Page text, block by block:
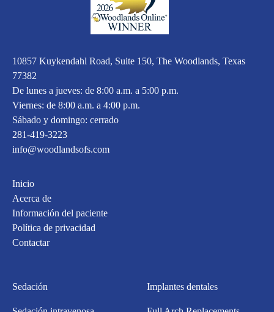
10857 Kuykendahl Road, Suite 150, The Woodlands, Texas
77382
De lunes a jueves: de 8:00 a.m. a 5:00 p.m.
Viernes: de 8:00 a.m. a 4:00 p.m.
Sábado y domingo: cerrado
281-419-3223
info@woodlandsofs.com
Inicio
Acerca de
Información del paciente
Política de privacidad
Contactar
Sedación Implantes dentales